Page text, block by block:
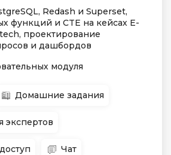
Redash и Superset,
функций и CTE на кейсах E-
проектирование
и дашбордов
модуля
Домашние задания
экспертов
Чат